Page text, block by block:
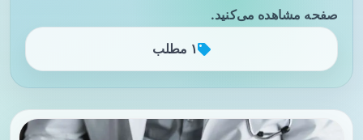
صفحه مشاهده می‌کنید.
۱ مطلب